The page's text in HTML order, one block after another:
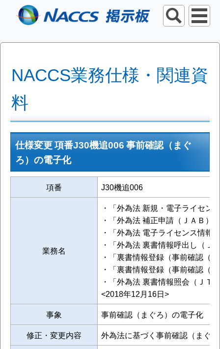
NACCS業務仕様・関連資
料
仕様変更 項番J30機追006 事前確認（まぐ
ろ）の電子化
項番 J30機追006
業務名
・「外為法 新規・電子ライセン
・「外為法 補正申請（ＪＡＢ）
・「外為法 電子ライセンス情報
・「外為法 裏書情報呼出し（Ｊ
・「裏書情報登録（事前確認（
・「裏書情報登録（事前確認（
・「外為法 裏書情報照会（ＪＴ
<2018年12月16日>
事象
事前確認（まぐろ）の電子化
修正・変更内容
外為法に基づく事前確認（まぐ